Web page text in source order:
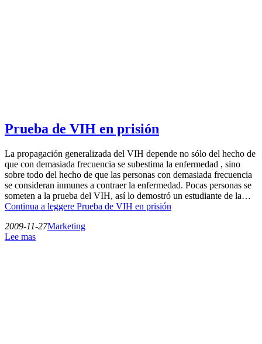
Prueba de VIH en prisión
La propagación generalizada del VIH depende no sólo del hecho de
que con demasiada frecuencia se subestima la enfermedad , sino
sobre todo del hecho de que las personas con demasiada frecuencia
se consideran inmunes a contraer la enfermedad. Pocas personas se
someten a la prueba del VIH, así lo demostró un estudiante de la…
Continua a leggere Prueba de VIH en prisión
2009-11-27Marketing
Lee mas